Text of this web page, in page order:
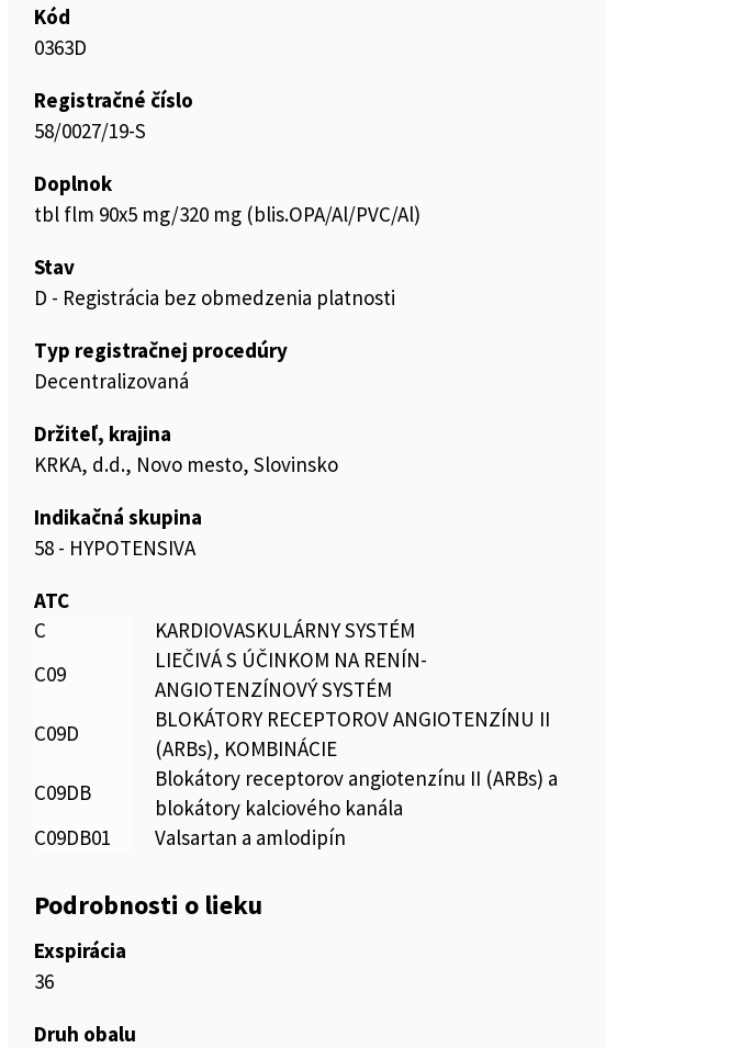
Kód
0363D
Registračné číslo
58/0027/19-S
Doplnok
tbl flm 90x5 mg/320 mg (blis.OPA/Al/PVC/Al)
Stav
D - Registrácia bez obmedzenia platnosti
Typ registračnej procedúry
Decentralizovaná
Držiteľ, krajina
KRKA, d.d., Novo mesto, Slovinsko
Indikačná skupina
58 - HYPOTENSIVA
ATC
C
KARDIOVASKULÁRNY SYSTÉM
C09
LIEČIVÁ S ÚČINKOM NA RENÍN-
ANGIOTENZÍNOVÝ SYSTÉM
C09D
BLOKÁTORY RECEPTOROV ANGIOTENZÍNU II
(ARBs), KOMBINÁCIE
C09DB
Blokátory receptorov angiotenzínu II (ARBs) a
blokátory kalciového kanála
C09DB01
Valsartan a amlodipín
Podrobnosti o lieku
Exspirácia
36
Druh obalu